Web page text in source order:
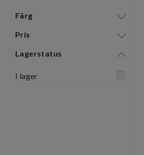
Färg
Pris
Lagerstatus
I lager